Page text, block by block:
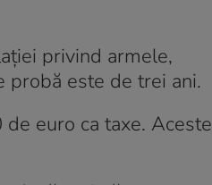
privind armele,
probă este de trei ani.
euro ca taxe. Aceste